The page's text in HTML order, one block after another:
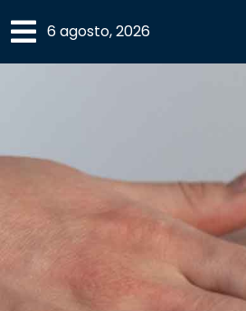
×
UANL
COMUNIDAD
CULTURA
6 agosto, 2026